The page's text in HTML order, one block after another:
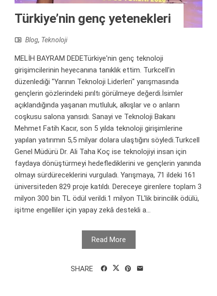
Türkiye’nin genç yetenekleri
Blog, Teknoloji
MELİH BAYRAM DEDETürkiye'nin genç teknoloji
girişimcilerinin heyecanına tanıklık ettim. Turkcell'in
düzenlediği "Yarının Teknoloji Liderleri" yarışmasında
gençlerin gözlerindeki pırıltı görülmeye değerdi.İsimler
açıklandığında yaşanan mutluluk, alkışlar ve o anların
coşkusu salona yansıdı. Sanayi ve Teknoloji Bakanı
Mehmet Fatih Kacır, son 5 yılda teknoloji girişimlerine
yapılan yatırımın 5,5 milyar dolara ulaştığını söyledi.Turkcell
Genel Müdürü Dr. Ali Taha Koç ise teknolojiyi insan için
faydaya dönüştürmeyi hedeflediklerini ve gençlerin yanında
olmayı sürdüreceklerini vurguladı. Yarışmaya, 71 ildeki 161
üniversiteden 829 proje katıldı. Dereceye girenlere toplam 3
milyon 300 bin TL ödül verildi.1 milyon TL'lik birincilik ödülü,
işitme engelliler için yapay zekâ destekli a...
Read More
SHARE